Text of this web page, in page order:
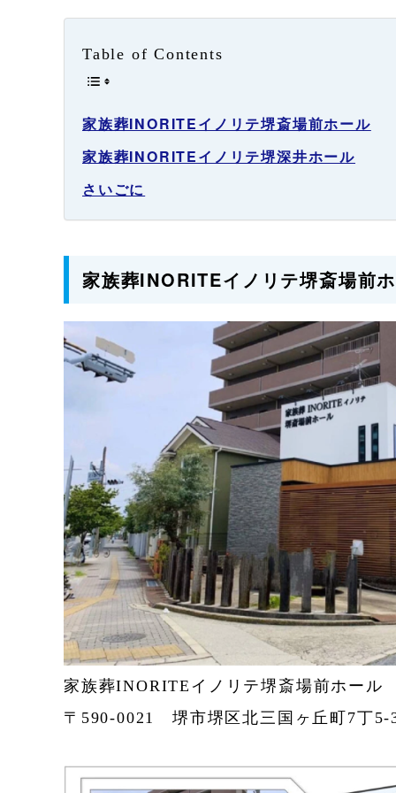
Table of Contents
家族葬INORITEイノリテ堺斎場前ホール
家族葬INORITEイノリテ堺深井ホール
さいごに
家族葬INORITEイノリテ堺斎場前
家族葬INORITEイノリテ堺斎場前ホール
〒590-0021 堺市堺区北三国ヶ丘町7丁5-